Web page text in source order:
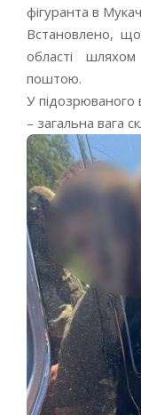
фігуранта в
Встановлено,
області
поштою.
У підозрюваного
– загальна вага